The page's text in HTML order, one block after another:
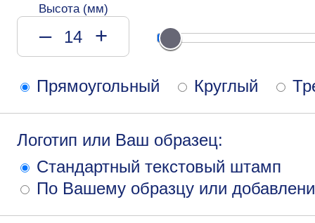
Высота (мм)
– +
Прямоугольный Круглый
Логотип или Ваш образец:
Стандартный текстовый штамп
По Вашему образцу или